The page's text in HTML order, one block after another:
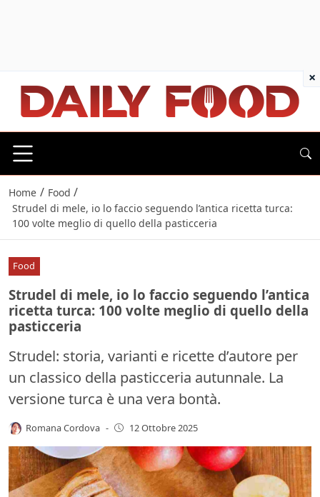
Home / Food /
Strudel di mele, io lo faccio seguendo l’antica ricetta turca:
100 volte meglio di quello della pasticceria
Food
Strudel di mele, io lo faccio seguendo l’antica
ricetta turca: 100 volte meglio di quello della
pasticceria
Strudel: storia, varianti e ricette d’autore per
un classico della pasticceria autunnale. La
versione turca è una vera bontà.
Romana Cordova - 12 Ottobre 2025
×